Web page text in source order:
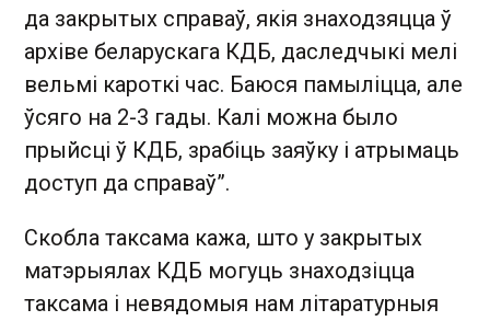
да закрытых справаў, якія знаходзяцца ў
архіве беларускага КДБ, даследчыкі мелі
вельмі кароткі час. Баюся памыліцца, але
ўсяго на 2-3 гады. Калі можна было
прыйсці ў КДБ, зрабіць заяўку і атрымаць
доступ да справаў”.
Скобла таксама кажа, што у закрытых
матэрыялах КДБ могуць знаходзіцца
таксама і невядомыя нам літаратурныя